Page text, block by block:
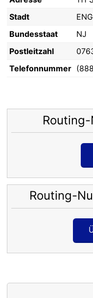
Stadt
Bundesstaat
NJ
Postleitzahl
Telefonnummer
Routing-